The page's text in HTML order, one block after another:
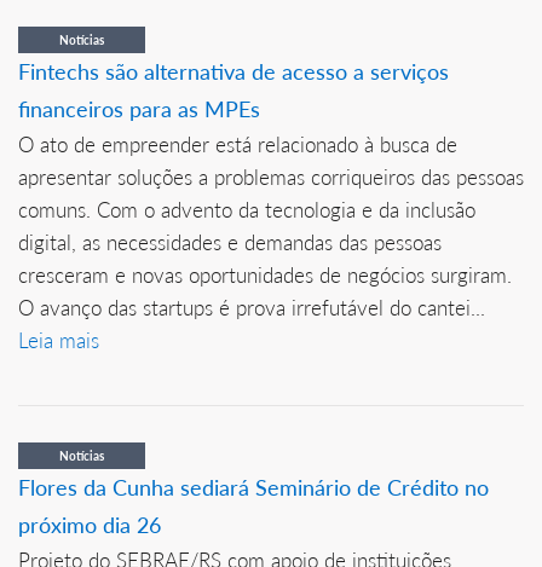
Notícias
Fintechs são alternativa de acesso a serviços
financeiros para as MPEs
O ato de empreender está relacionado à busca de
apresentar soluções a problemas corriqueiros das pessoas
comuns. Com o advento da tecnologia e da inclusão
digital, as necessidades e demandas das pessoas
cresceram e novas oportunidades de negócios surgiram.
O avanço das startups é prova irrefutável do cantei...
Leia mais
Notícias
Flores da Cunha sediará Seminário de Crédito no
próximo dia 26
Projeto do SEBRAE/RS com apoio de instituições